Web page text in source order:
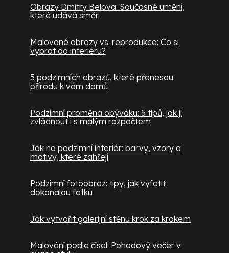
Obrazy Dmitry Belova: Současné umění,
které udává směr
Malované obrazy vs. reprodukce: Co si
vybrat do interiéru?
5 podzimních obrazů, které přenesou
přírodu k vám domů
Podzimní proměna obýváku: 5 tipů, jak ji
zvládnout i s malým rozpočtem
Jak na podzimní interiér: barvy, vzory a
motivy, které zahřejí
Podzimní fotoobraz: tipy, jak vyfotit
dokonalou fotku
Jak vytvořit galerijní stěnu krok za krokem
Malování podle čísel: Pohodový večer v